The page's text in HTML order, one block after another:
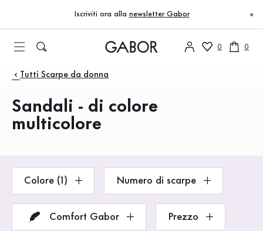
Vai al contenuto principale
Vai alla navigazione principale
Iscriviti ora alla newsletter Gabor ×
0 0
Prodotti
Tutti Scarpe da donna
Sandali - di colore
multicolore
Colore (1) Numero di scarpe
Comfort Gabor Prezzo